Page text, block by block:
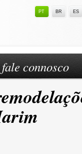
PT BR ES
fale connosco